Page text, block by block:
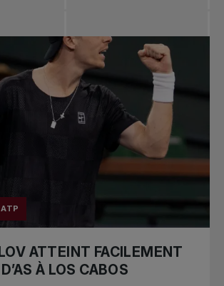
ATP
ATTEINT FACILEMENT
À LOS CABOS